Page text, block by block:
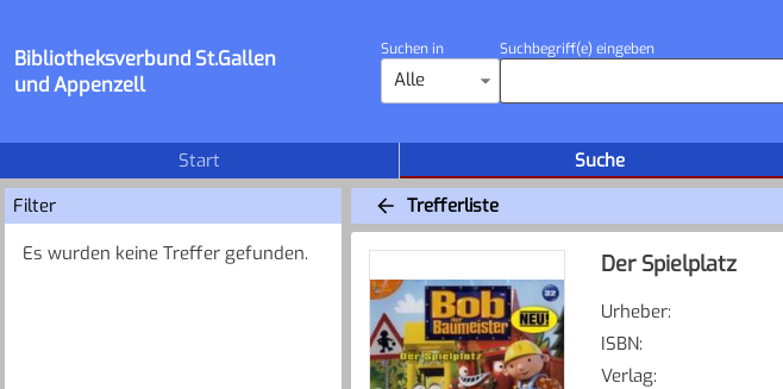
Bibliotheksverbund St.Gallen
und Appenzell
Suchen in
Alle
Suchbegriff(e) eingeben
Start Suche
Filter
Es wurden keine Treffer gefunden.
Trefferliste
Der Spielplatz
Urheber:
ISBN:
Verlag: